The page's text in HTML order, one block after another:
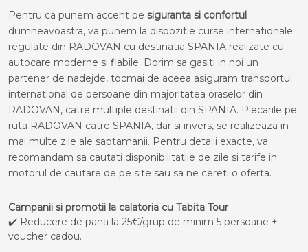
Pentru ca punem accent pe siguranta si confortul
dumneavoastra, va punem la dispozitie curse internationale
regulate din RADOVAN cu destinatia SPANIA realizate cu
autocare moderne si fiabile. Dorim sa gasiti in noi un
partener de nadejde, tocmai de aceea asiguram transportul
international de persoane din majoritatea oraselor din
RADOVAN, catre multiple destinatii din SPANIA. Plecarile pe
ruta RADOVAN catre SPANIA, dar si invers, se realizeaza in
mai multe zile ale saptamanii. Pentru detalii exacte, va
recomandam sa cautati disponibilitatile de zile si tarife in
motorul de cautare de pe site sau sa ne cereti o oferta.
Campanii si promotii la calatoria cu Tabita Tour
✔️ Reducere de pana la 25€/grup de minim 5 persoane +
voucher cadou.